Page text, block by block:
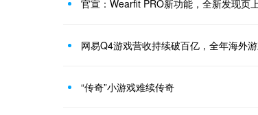
官宣：Wearfit PRO新功能，全新发现页
网易Q4游戏营收持续破百亿，全年海外
“传奇”小游戏难续传奇